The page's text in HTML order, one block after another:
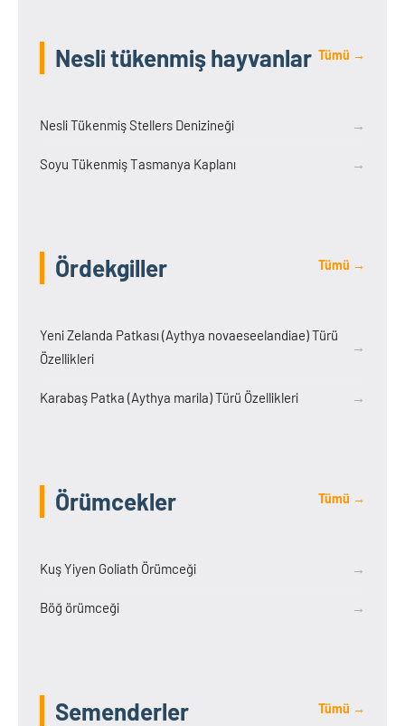
Nesli tükenmiş hayvanlar Tümü →
Nesli Tükenmiş Stellers Denizineği →
Soyu Tükenmiş Tasmanya Kaplanı →
Ördekgiller Tümü →
Yeni Zelanda Patkası (Aythya novaeseelandiae) Türü
Özellikleri
→
Karabaş Patka (Aythya marila) Türü Özellikleri →
Örümcekler Tümü →
Kuş Yiyen Goliath Örümceği →
Böğ örümceği →
Semenderler Tümü →